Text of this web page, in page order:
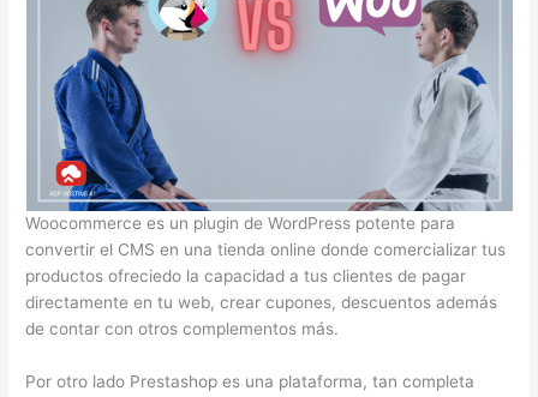
Woocommerce es un plugin de WordPress potente para
convertir el CMS en una tienda online donde comercializar tus
productos ofreciedo la capacidad a tus clientes de pagar
directamente en tu web, crear cupones, descuentos además
de contar con otros complementos más.
Por otro lado Prestashop es una plataforma, tan completa